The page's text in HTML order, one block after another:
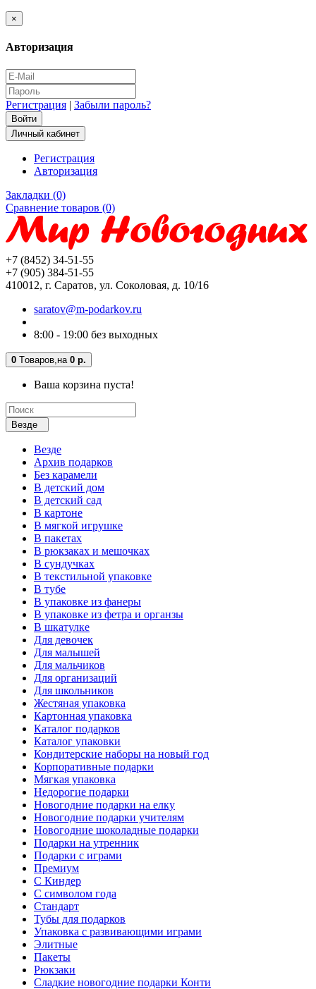
×
Авторизация
Регистрация | Забыли пароль?
Личный кабинет
Регистрация
Авторизация
Закладки (0)
Сравнение товаров (0)
+7 (8452) 34-51-55
+7 (905) 384-51-55
410012, г. Саратов, ул. Соколовая, д. 10/16
saratov@m-podarkov.ru
8:00 - 19:00 без выходных
0 Tоваров, на 0 р.
Ваша корзина пуста!
Везде
Везде
Архив подарков
Без карамели
В детский дом
В детский сад
В картоне
В мягкой игрушке
В пакетах
В рюкзаках и мешочках
В сундучках
В текстильной упаковке
В тубе
В упаковке из фанеры
В упаковке из фетра и органзы
В шкатулке
Для девочек
Для малышей
Для мальчиков
Для организаций
Для школьников
Жестяная упаковка
Картонная упаковка
Каталог подарков
Каталог упаковки
Кондитерские наборы на новый год
Корпоративные подарки
Мягкая упаковка
Недорогие подарки
Новогодние подарки на елку
Новогодние подарки учителям
Новогодние шоколадные подарки
Подарки на утренник
Подарки с играми
Премиум
С Киндер
С символом года
Стандарт
Тубы для подарков
Упаковка с развивающими играми
Элитные
Пакеты
Рюкзаки
Сладкие новогодние подарки Конти